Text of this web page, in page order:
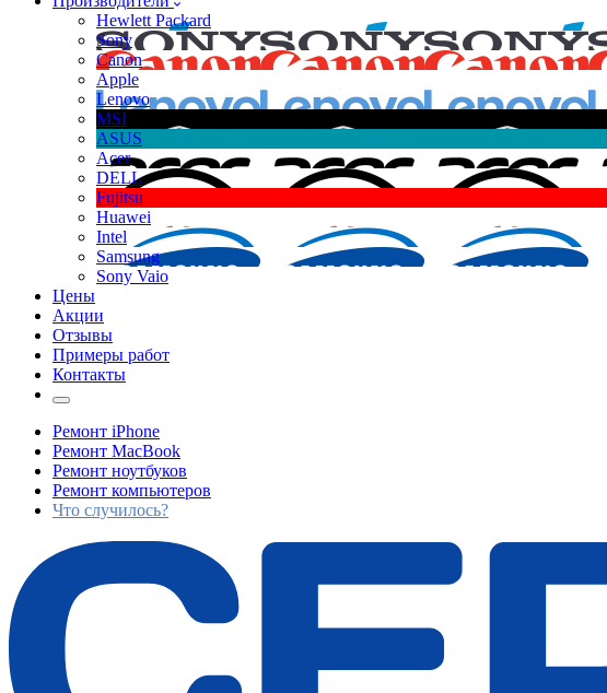
Hewlett Packard
Sony
Canon
Apple
Lenovo
MSI
ASUS
Acer
DELL
Fujitsu
Huawei
Intel
Samsung
Sony Vaio
Цены
Акции
Отзывы
Примеры работ
Контакты
Ремонт iPhone
Ремонт MacBook
Ремонт ноутбуков
Ремонт компьютеров
Что случилось?